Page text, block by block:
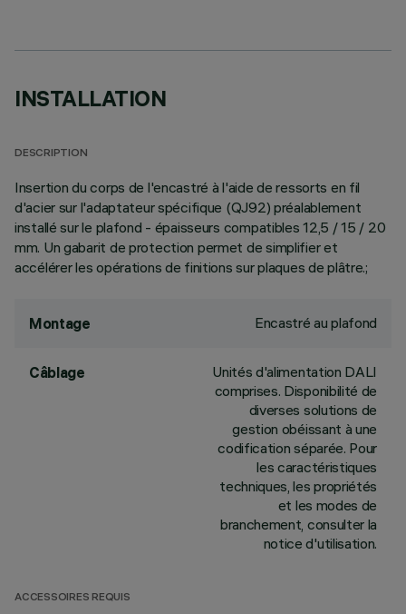
INSTALLATION
DESCRIPTION
Insertion du corps de l'encastré à l'aide de ressorts en fil
d'acier sur l'adaptateur spécifique (QJ92) préalablement
installé sur le plafond - épaisseurs compatibles 12,5 / 15 / 20
mm. Un gabarit de protection permet de simplifier et
accélérer les opérations de finitions sur plaques de plâtre.;
Montage Encastré au plafond
Câblage
Unités d'alimentation DALI
comprises. Disponibilité de
diverses solutions de
gestion obéissant à une
codification séparée. Pour
les caractéristiques
techniques, les propriétés
et les modes de
branchement, consulter la
notice d'utilisation.
ACCESSOIRES REQUIS